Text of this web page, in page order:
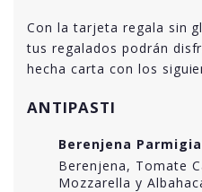
Con la tarjeta regala sin
tus regalados podrán
hecha carta con los
ANTIPASTI
Berenjena
Berenjena, Tomate
Mozzarella y